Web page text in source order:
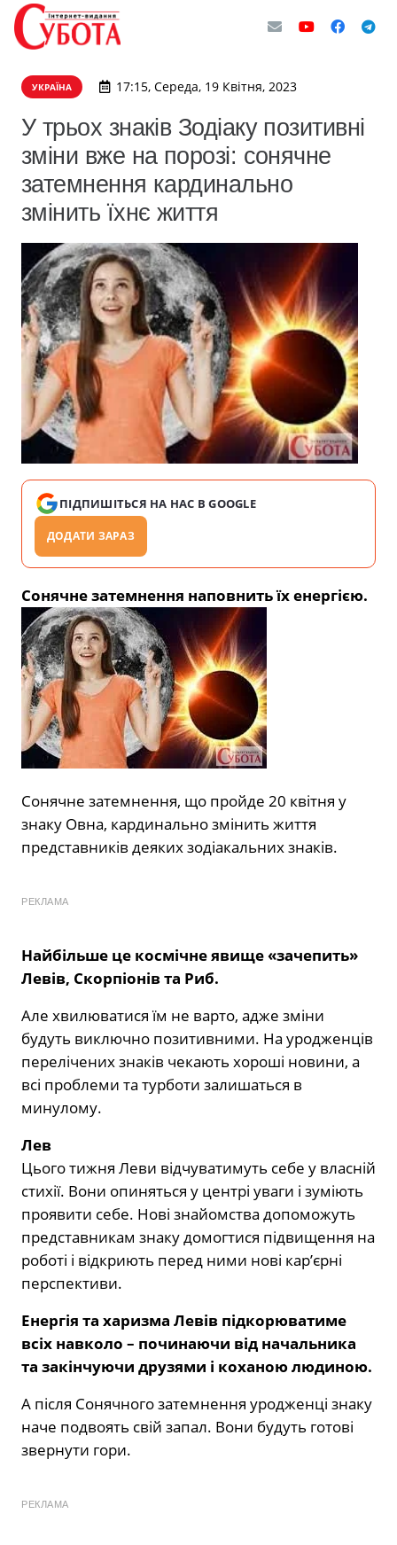
УКРАЇНА 17:15, Середа, 19 Квітня, 2023
У трьох знаків Зодіаку позитивні
зміни вже на порозі: сонячне
затемнення кардинально
змінить їхнє життя
ПІДПИШІТЬСЯ НА НАС В GOOGLE
ДОДАТИ ЗАРАЗ
Сонячне затемнення наповнить їх енергією.
Сонячне затемнення, що пройде 20 квітня у
знаку Овна, кардинально змінить життя
представників деяких зодіакальних знаків.
РЕКЛАМА
Найбільше це космічне явище «зачепить»
Левів, Скорпіонів та Риб.
Але хвилюватися їм не варто, адже зміни
будуть виключно позитивними. На уродженців
перелічених знаків чекають хороші новини, а
всі проблеми та турботи залишаться в
минулому.
Лев
Цього тижня Леви відчуватимуть себе у власній
стихії. Вони опиняться у центрі уваги і зуміють
проявити себе. Нові знайомства допоможуть
представникам знаку домогтися підвищення на
роботі і відкриють перед ними нові кар’єрні
перспективи.
Енергія та харизма Левів підкорюватиме
всіх навколо – починаючи від начальника
та закінчуючи друзями і коханою людиною.
А після Сонячного затемнення уродженці знаку
наче подвоять свій запал. Вони будуть готові
звернути гори.
РЕКЛАМА